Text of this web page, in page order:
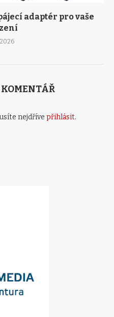
adaptér pro vaše
2026
nejdříve přihlásit.